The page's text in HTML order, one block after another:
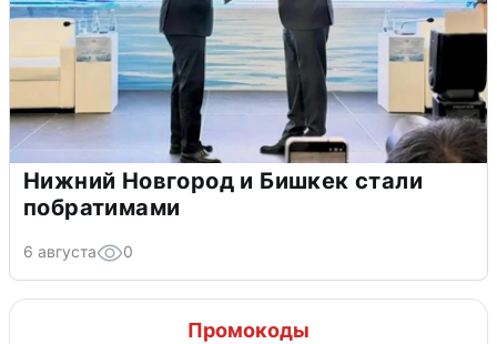
Нижний Новгород и Бишкек стали
побратимами
6 августа 0
Промокоды